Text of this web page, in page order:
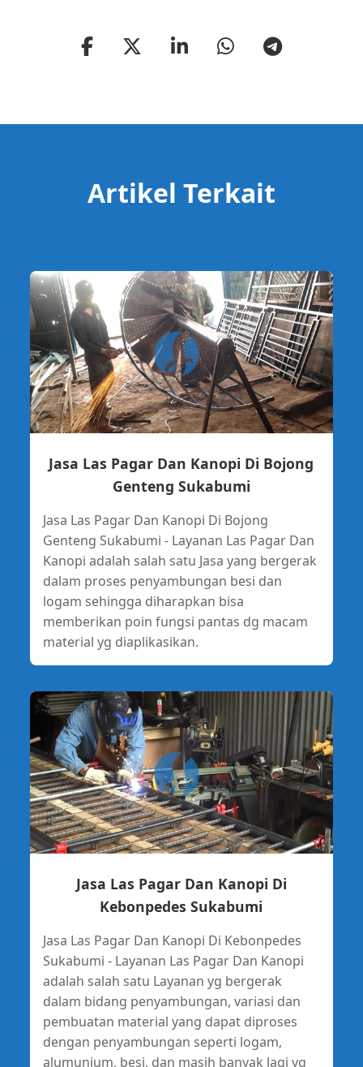
Artikel Terkait
Jasa Las Pagar Dan Kanopi Di Bojong
Genteng Sukabumi
Jasa Las Pagar Dan Kanopi Di Bojong
Genteng Sukabumi - Layanan Las Pagar Dan
Kanopi adalah salah satu Jasa yang bergerak
dalam proses penyambungan besi dan
logam sehingga diharapkan bisa
memberikan poin fungsi pantas dg macam
material yg diaplikasikan.
Jasa Las Pagar Dan Kanopi Di
Kebonpedes Sukabumi
Jasa Las Pagar Dan Kanopi Di Kebonpedes
Sukabumi - Layanan Las Pagar Dan Kanopi
adalah salah satu Layanan yg bergerak
dalam bidang penyambungan, variasi dan
pembuatan material yang dapat diproses
dengan penyambungan seperti logam,
alumunium, besi, dan masih banyak lagi yg